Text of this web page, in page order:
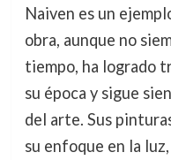
Naiven es un
obra, aunque no
tiempo, ha logrado
su época y sigue
del arte. Sus
su enfoque en la